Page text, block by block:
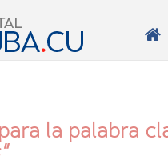

la palabra